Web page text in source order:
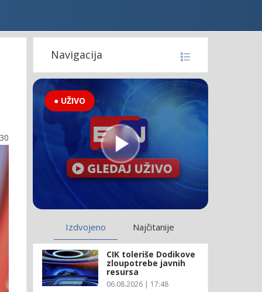
Navigacija
● UŽIVO
Izdvojeno Najčitanije
CIK toleriše Dodikove
zloupotrebe javnih
resursa
06.08.2026 | 17:48